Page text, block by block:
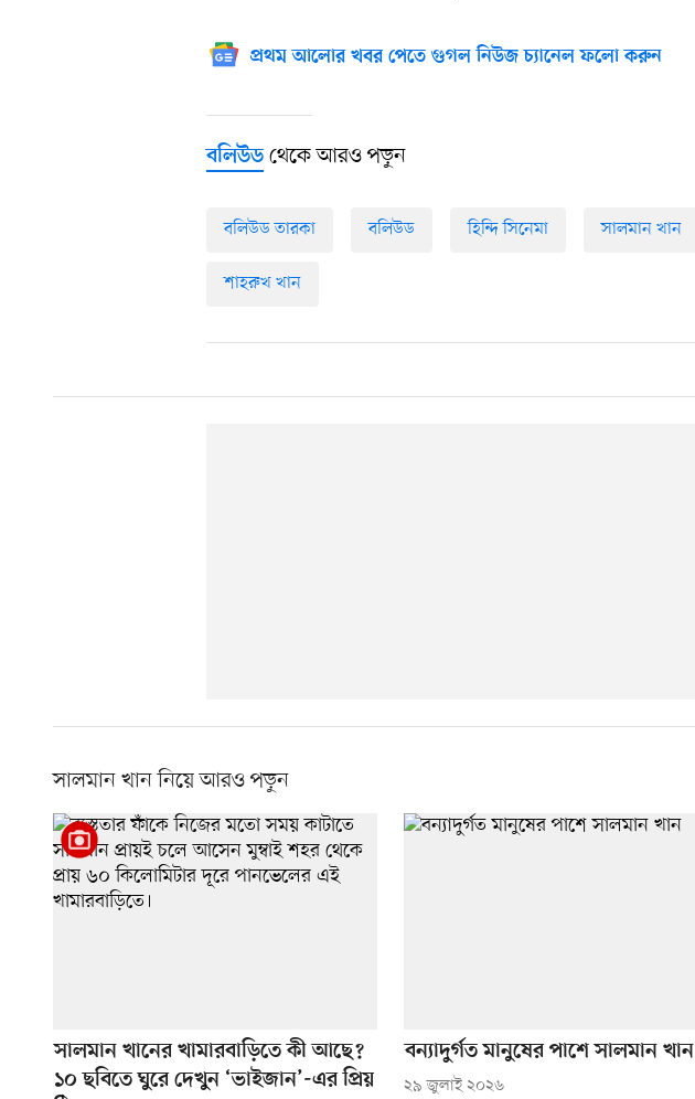
প্রথম আলোর খবর পেতে গুগল নিউজ চ্যানেল ফলো করুন
বলিউড থেকে আরও পড়ুন
বলিউড তারকা বলিউড হিন্দি সিনেমা সালমান খান
শাহরুখ খান
সালমান খান নিয়ে আরও পড়ুন
সালমান খানের খামারবাড়িতে কী আছে?
১০ ছবিতে ঘুরে দেখুন ‘ভাইজান’-এর প্রিয়
বন্যাদুর্গত মানুষের পাশে সালমান খান
২৯ জুলাই ২০২৬